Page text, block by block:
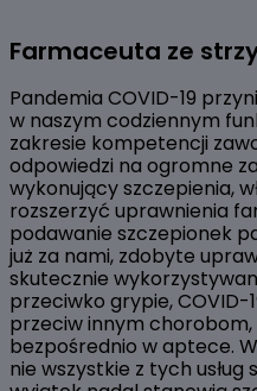
Farmaceuta ze
Pandemia COVID-19
w naszym codziennym
zakresie kompetencji
odpowiedzi na ogromne
wykonujący szczepienia,
rozszerzyć uprawnienia
podawanie szczepionek
już za nami, zdobyte
skutecznie
przeciwko grypie, COVID-
przeciw innym
bezpośrednio w aptece.
nie wszystkie z tych